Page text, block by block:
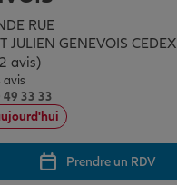
immobiliers
RUE
JULIEN GENEVOIS CEDEX
4.9 sur 5
avis)
avis
49 33 33
Prendre un RDV